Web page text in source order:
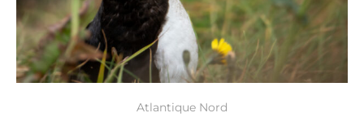
Atlantique Nord